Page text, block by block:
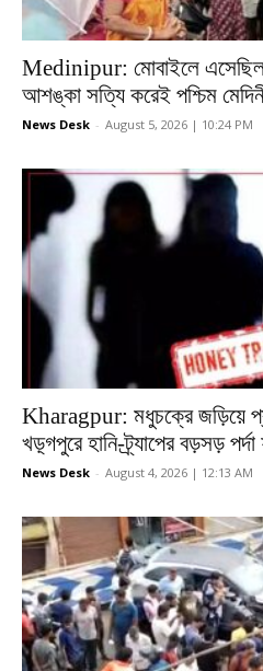
Medinipur: মোবাইলে এসেছিল
আশঙ্কা সত্যি করেই পশ্চিম
News Desk - August 5, 2026 | 10:24 PM
Kharagpur: মধুচক্রে জড়িয়ে
খড়্গপুরে হানি-ট্র্যাপের বড়সড়
News Desk - August 4, 2026 | 12:13 AM